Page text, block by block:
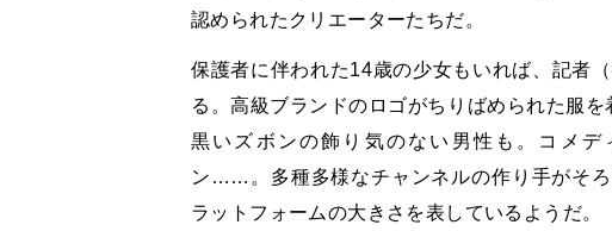
認められたクリエーターたちだ。
保護者に伴われた14歳の少女もいれば、記者
る。高級ブランドのロゴがちりばめられた服
黒いズボンの飾り気のない男性も。コメ
ン……。多種多様なチャンネルの作り手がそ
ラットフォームの大きさを表しているようだ。